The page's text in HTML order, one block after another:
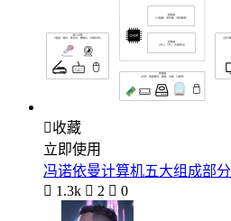
收藏
立即使用
冯诺依曼计算机五大组成部分
 1.3k  2  0